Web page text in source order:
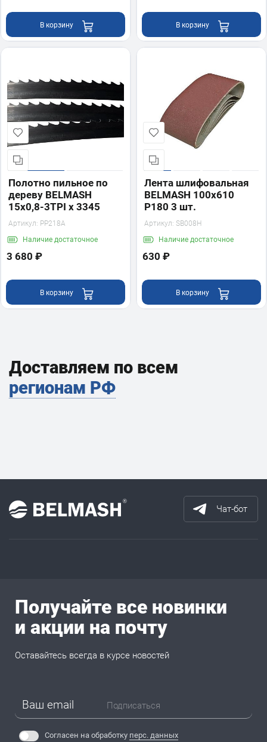
В корзину В корзину
Полотно пильное по
дереву BELMASH
15x0,8-3TPI x 3345
Артикул: PP218A
Наличие достаточное
3 680 ₽
В корзину
Лента шлифовальная
BELMASH 100x610
Р180 3 шт.
Артикул: SB008H
Наличие достаточное
630 ₽
В корзину
Доставляем по всем
регионам РФ
Чат-бот
Получайте все новинки
и акции на почту
Оставайтесь всегда в курсе новостей
Подписаться
Согласен на обработку перс. данных